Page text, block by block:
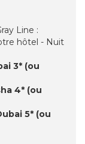
Line :
hôtel - Nuit
3* (ou
4* (ou
5* (ou